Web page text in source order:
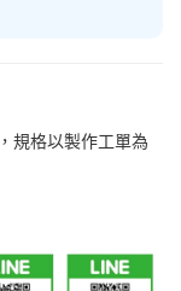
規格以製作工單為